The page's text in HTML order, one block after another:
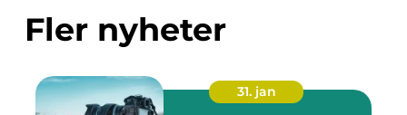
Fler nyheter
31. jan